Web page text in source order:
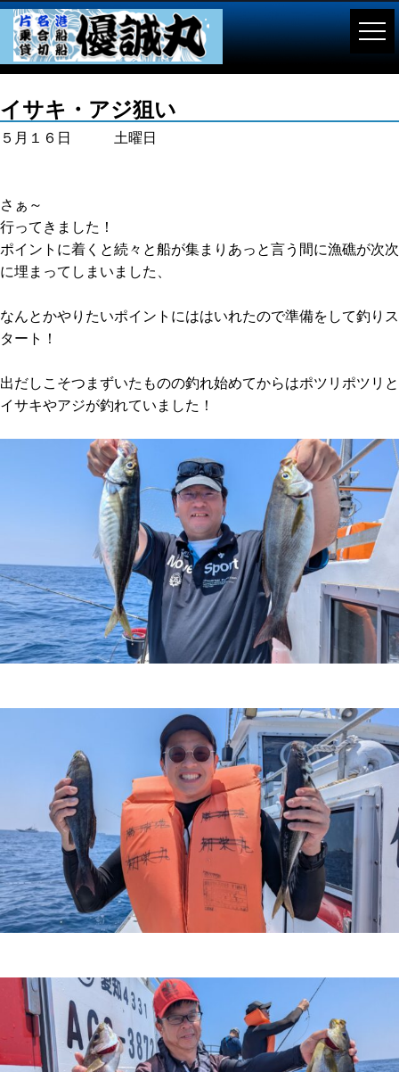
イサキ・アジ狙い
５月１６日 土曜日
さぁ～
行ってきました！
ポイントに着くと続々と船が集まりあっと言う間に漁礁が次次
に埋まってしまいました、
なんとかやりたいポイントにははいれたので準備をして釣りス
タート！
出だしこそつまずいたものの釣れ始めてからはポツリポツリと
イサキやアジが釣れていました！